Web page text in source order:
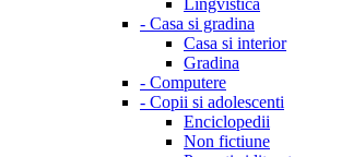
Lingvistica
- Casa si gradina
Casa si interior
Gradina
- Computere
- Copii si adolescenti
Enciclopedii
Non fictiune